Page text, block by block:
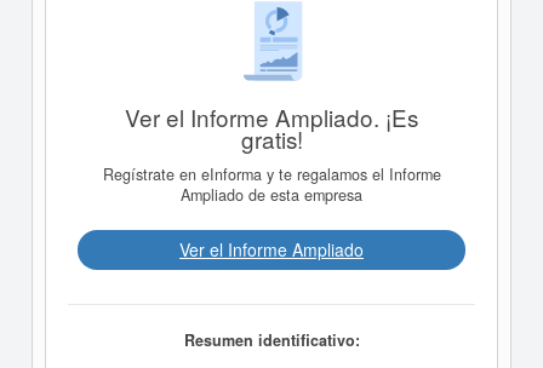
Ver el Informe Ampliado. ¡Es
gratis!
Regístrate en eInforma y te regalamos el Informe
Ampliado de esta empresa
Ver el Informe Ampliado
Resumen identificativo: